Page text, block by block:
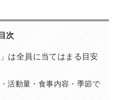
次
は全員に当てはまる目安
活動量・食事内容・季節で